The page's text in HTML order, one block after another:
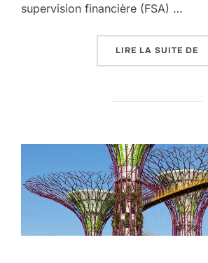
supervision financière (FSA) …
LIRE LA SUITE DE